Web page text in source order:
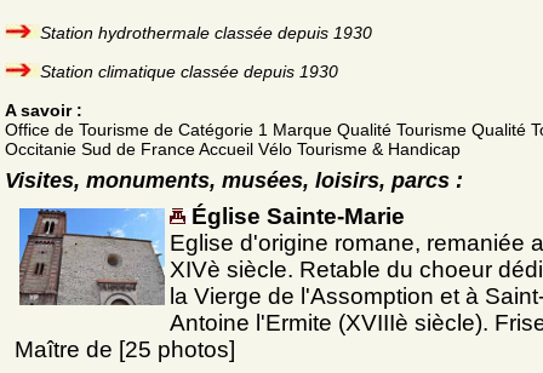
Station hydrothermale classée depuis 1930
Station climatique classée depuis 1930
A savoir :
Office de Tourisme de Catégorie 1 Marque Qualité Tourisme Qualité
Occitanie Sud de France Accueil Vélo Tourisme & Handicap
Visites, monuments, musées, loisirs, parcs :
Église Sainte-Marie
Eglise d'origine romane, remaniée
XIVè siècle. Retable du choeur
la Vierge de l'Assomption et à
Antoine l'Ermite (XVIIIè siècle).
Maître de [25 photos]